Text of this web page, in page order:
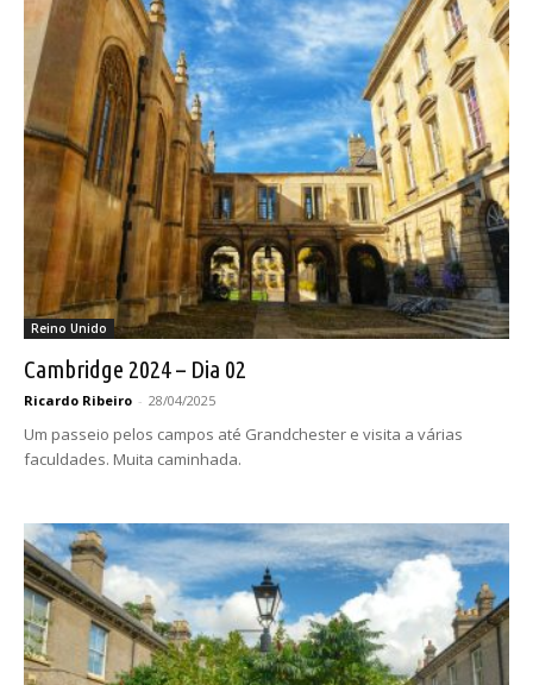
Reino Unido
Cambridge 2024 – Dia 02
Ricardo Ribeiro - 28/04/2025
Um passeio pelos campos até Grandchester e visita a várias
faculdades. Muita caminhada.